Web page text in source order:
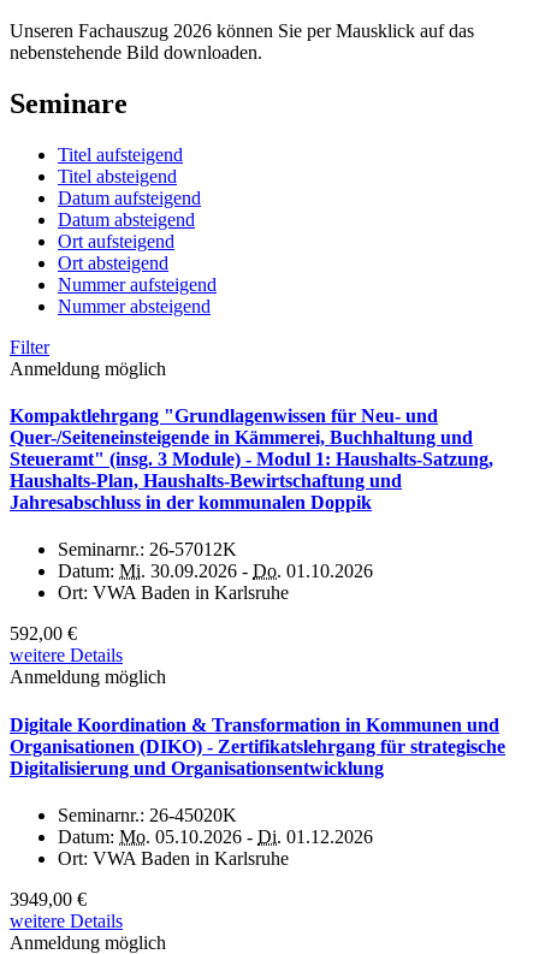
Unseren Fachauszug 2026 können Sie per Mausklick auf das
nebenstehende Bild downloaden.
Seminare
Titel aufsteigend
Titel absteigend
Datum aufsteigend
Datum absteigend
Ort aufsteigend
Ort absteigend
Nummer aufsteigend
Nummer absteigend
Filter
Anmeldung möglich
Kompaktlehrgang "Grundlagenwissen für Neu- und
Quer-/Seiteneinsteigende in Kämmerei, Buchhaltung und
Steueramt" (insg. 3 Module) - Modul 1: Haushalts-Satzung,
Haushalts-Plan, Haushalts-Bewirtschaftung und
Jahresabschluss in der kommunalen Doppik
Seminarnr.: 26-57012K
Datum: Mi. 30.09.2026 - Do. 01.10.2026
Ort: VWA Baden in Karlsruhe
592,00 €
weitere Details
Anmeldung möglich
Digitale Koordination & Transformation in Kommunen und
Organisationen (DIKO) - Zertifikatslehrgang für strategische
Digitalisierung und Organisationsentwicklung
Seminarnr.: 26-45020K
Datum: Mo. 05.10.2026 - Di. 01.12.2026
Ort: VWA Baden in Karlsruhe
3949,00 €
weitere Details
Anmeldung möglich